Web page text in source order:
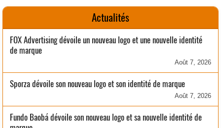
Actualités
FOX Advertising dévoile un nouveau logo et une nouvelle identité
de marque
Août 7, 2026
Sporza dévoile son nouveau logo et son identité de marque
Août 7, 2026
Fundo Baobá dévoile son nouveau logo et sa nouvelle identité de